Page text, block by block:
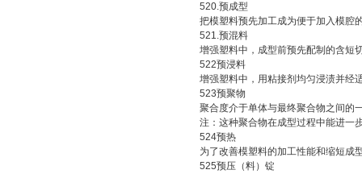
520.预成型
把模塑料预先加工成为便于加入模腔
521.预混料
增强塑料中，成型前预先配制的含短
522预浸料
增强塑料中，用粘接剂均匀浸渍并经
523预聚物
聚合度介于单体与最终聚合物之间的
注：这种聚合物在成型过程中能进一
524预热
为了改善模塑料的加工性能和缩短成
525预压（料）锭